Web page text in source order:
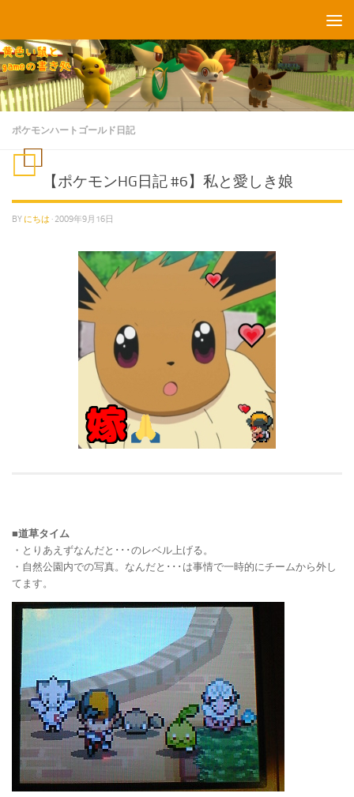
ポケモンハートゴールド日記
【ポケモンHG日記 #6】私と愛しき娘
BY にちは · 2009年9月16日
■道草タイム
・とりあえずなんだと･･･のレベル上げる。
・自然公園内での写真。なんだと･･･は事情で一時的にチームから外し
てます。